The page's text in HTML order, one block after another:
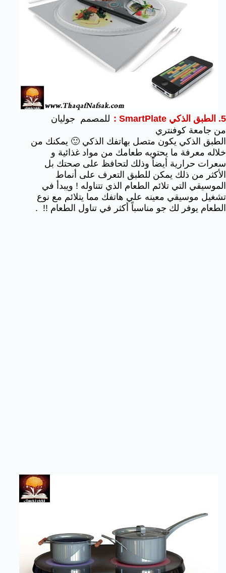
5. الطبق الذكي SmartPlate :
للمصمم جوليان
من جامعة كوفنتري
الطبق الذكي يكون متصل بهاتفك الذكي 🙂 يمكنك من
خلاله معرفة ما يحتويه طعامك من مواد غذائية و
سعرات حرارية أيضاً وذلك لتحافظ على صحتك بل
الأكثر من ذلك يمكن للطبق التعرف على أنماط
الموسيقي التي تلائم الطعام الذي تتناوله ! ويبدأ في
تشغيل موسيقي معينه علي هاتفك مما يتلائم مع نوع
الطعام يوفر لك جو مناسباً أكثر في تناول الطعام !! .